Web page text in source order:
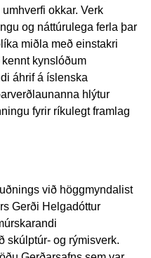
okkar. Verk
og náttúrulega ferla þar
miðla með einstakri
kynslóðum
áhrif á íslenska
hlýtur
fyrir ríkulegt framlag
við höggmyndalist
Gerði Helgadóttur
skúlptúr- og rýmisverk.